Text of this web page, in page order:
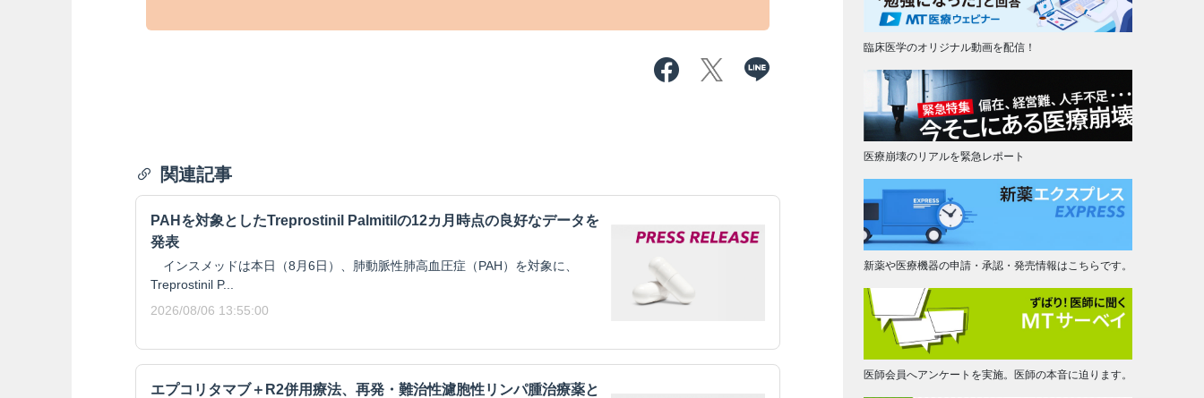
関連記事
PAHを対象としたTreprostinil Palmitilの12カ月時点の良好なデータを
発表
インスメッドは本日（8月6日）、肺動脈性肺高血圧症（PAH）を対象に、
Treprostinil P...
2026/08/06 13:55:00
エプコリタマブ＋R2併用療法、再発・難治性濾胞性リンパ腫治療薬と
臨床医学のオリジナル動画を配信！
医療崩壊のリアルを緊急レポート
新薬や医療機器の申請・承認・発売情報はこちらです。
医師会員へアンケートを実施。医師の本音に迫ります。